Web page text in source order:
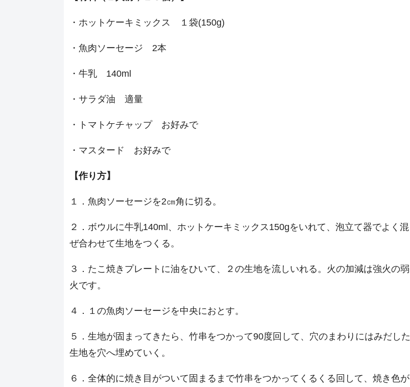
・ホットケーキミックス １袋(150g)
・魚肉ソーセージ 2本
・牛乳 140ml
・サラダ油 適量
・トマトケチャップ お好みで
・マスタード お好みで
【作り方】
１．魚肉ソーセージを2㎝角に切る。
２．ボウルに牛乳140ml、ホットケーキミックス150gをいれて、泡立て器でよく混
ぜ合わせて生地をつくる。
３．たこ焼きプレートに油をひいて、２の生地を流しいれる。火の加減は強火の弱
火です。
４．１の魚肉ソーセージを中央におとす。
５．生地が固まってきたら、竹串をつかって90度回して、穴のまわりにはみだした
生地を穴へ埋めていく。
６．全体的に焼き目がついて固まるまで竹串をつかってくるくる回して、焼き色が